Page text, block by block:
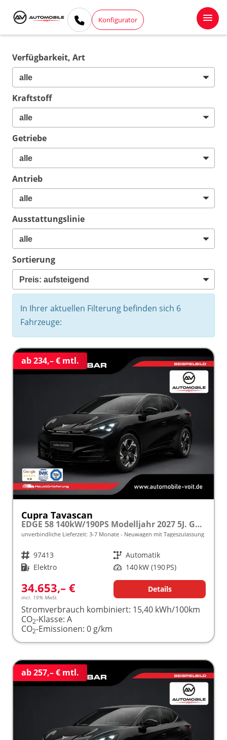
Konfigurator
Verfügbarkeit, Art
Kraftstoff
Getriebe
Antrieb
Ausstattungslinie
Sortierung
In Ihrer aktuellen Filterung befinden sich 6
Fahrzeuge:
ab 234,– € mtl.
Cupra Tavascan
EDGE 58 140kW/190PS Modelljahr 2027 5J. Garantie Reichweite 441km frei konfigurierbar!
unverbindliche Lieferzeit: 3-7 Monate Neuwagen mit Tageszulassung
Fahrzeugnr. 97413 Getriebe Automatik
Kraftstoff Elektro Leistung 140 kW (190 PS)
34.653,– €
incl. 19% MwSt.
Details
Stromverbrauch kombiniert: 15,40 kWh/100km
CO2-Klasse: A
CO2-Emissionen: 0 g/km
ab 257,– € mtl.